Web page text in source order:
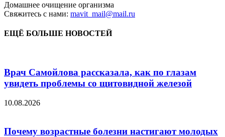
Домашнее очищение организма
Свяжитесь с нами: mavit_mail@mail.ru
ЕЩЁ БОЛЬШЕ НОВОСТЕЙ
Врач Самойлова рассказала, как по глазам
увидеть проблемы со щитовидной железой
10.08.2026
Почему возрастные болезни настигают молодых